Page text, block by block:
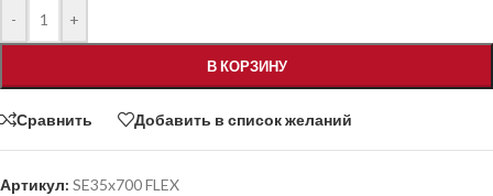
- +
В КОРЗИНУ
Сравнить Добавить в список желаний
Артикул: SE35x700 FLEX